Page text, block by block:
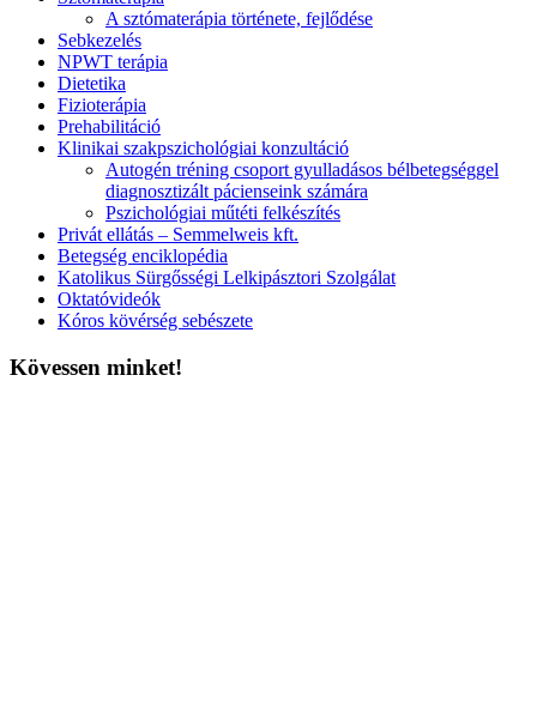
A sztómaterápia története, fejlődése
Sebkezelés
NPWT terápia
Dietetika
Fizioterápia
Prehabilitáció
Klinikai szakpszichológiai konzultáció
Autogén tréning csoport gyulladásos bélbetegséggel
diagnosztizált pácienseink számára
Pszichológiai műtéti felkészítés
Privát ellátás – Semmelweis kft.
Betegség enciklopédia
Katolikus Sürgősségi Lelkipásztori Szolgálat
Oktatóvideók
Kóros kövérség sebészete
Kövessen minket!